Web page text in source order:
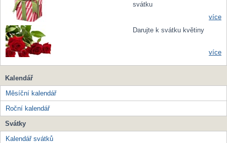
svátku
více
Darujte k svátku květiny
více
Kalendář
Měsíční kalendář
Roční kalendář
Svátky
Kalendář svátků